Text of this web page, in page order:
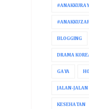
BLOGGING
DRAMA
GAYA
JALAN-JALAN
KESEHATAN